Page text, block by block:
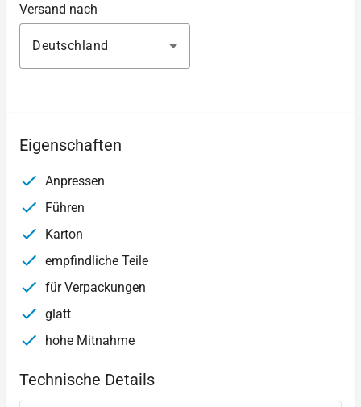
Versand nach
Deutschland
Eigenschaften
Anpressen
Führen
Karton
empfindliche Teile
für Verpackungen
glatt
hohe Mitnahme
Technische Details